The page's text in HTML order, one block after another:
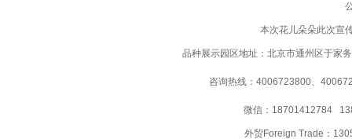
本次花儿朵朵此次宣
品种展示园区地址：北京市通州区于家
咨询热线：4006723800、
微信：18701412784
外贸Foreign Trade：